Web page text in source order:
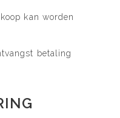
kan worden
betaling